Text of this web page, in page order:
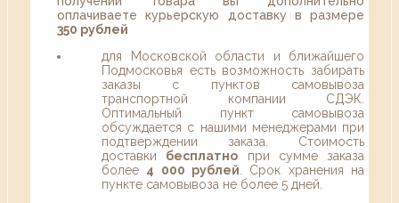
оплачиваете курьерскую доставку в размере
350 рублей
для Московской области и ближайшего
Подмосковья есть возможность забирать
заказы с пунктов самовывоза
транспортной компании СДЭК.
Оптимальный пункт самовывоза
обсуждается с нашими менеджерами при
подтверждении заказа. Стоимость
доставки бесплатно при сумме заказа
более 4 000 рублей . Срок хранения на
пункте самовывоза не более 5 дней.